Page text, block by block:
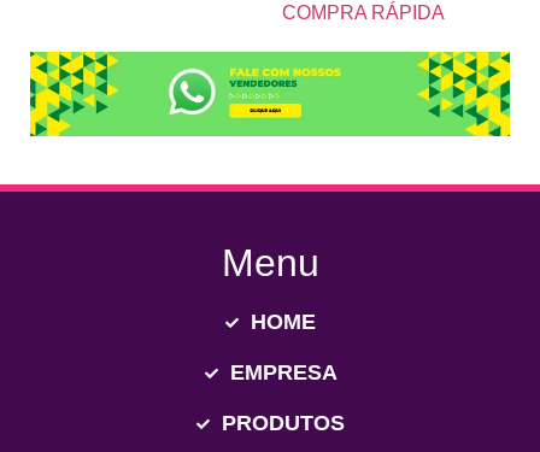
COMPRA RÁPIDA
Menu
HOME
EMPRESA
PRODUTOS